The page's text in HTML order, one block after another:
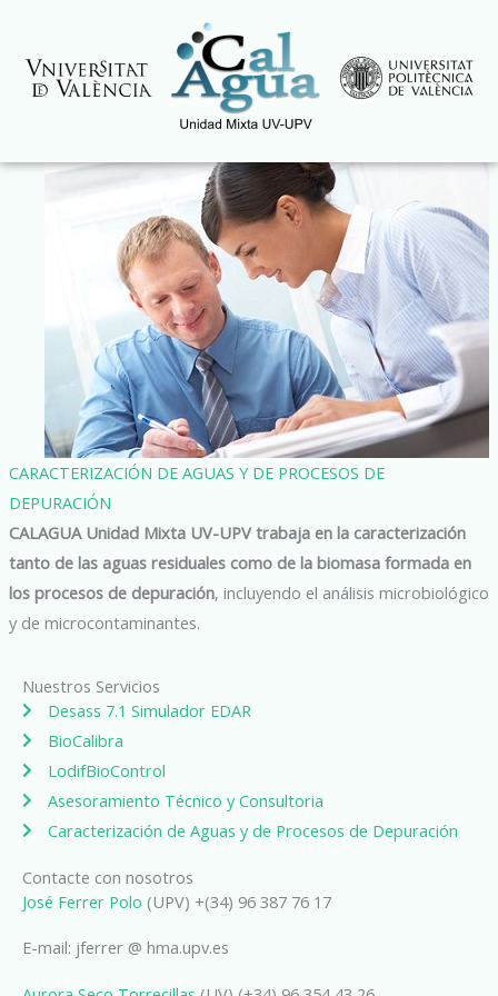
contenido
CARACTERIZACIÓN DE AGUAS Y DE PROCESOS DE
DEPURACIÓN
CALAGUA Unidad Mixta UV-UPV trabaja en la caracterización
tanto de las aguas residuales como de la biomasa formada en
los procesos de depuración, incluyendo el análisis microbiológico
y de microcontaminantes.
Nuestros Servicios
Desass 7.1 Simulador EDAR
BioCalibra
LodifBioControl
Asesoramiento Técnico y Consultoria
Caracterización de Aguas y de Procesos de Depuración
Contacte con nosotros
José Ferrer Polo (UPV) +(34) 96 387 76 17
E-mail: jferrer @ hma.upv.es